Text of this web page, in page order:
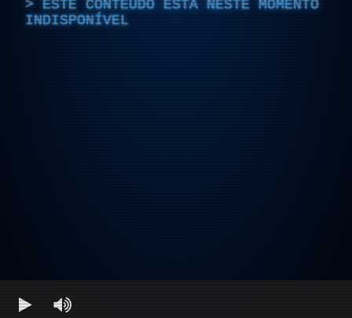
ESTE CONTEÚDO ESTÁ NESTE MOMENTO
INDISPONÍVEL